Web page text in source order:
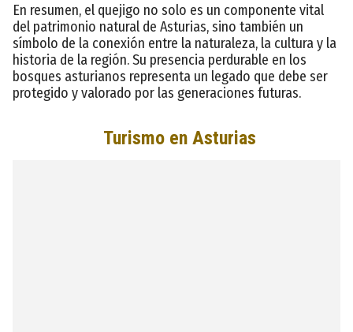
En resumen, el quejigo no solo es un componente vital
del patrimonio natural de Asturias, sino también un
símbolo de la conexión entre la naturaleza, la cultura y la
historia de la región. Su presencia perdurable en los
bosques asturianos representa un legado que debe ser
protegido y valorado por las generaciones futuras.